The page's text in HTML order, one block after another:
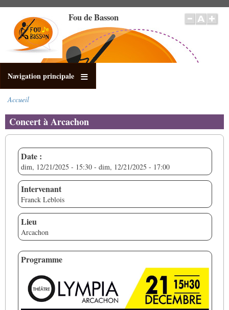
contenu
principal
Fou de Basson
Navigation principale
d'Ariane
Accueil
Concert à Arcachon
Date :
dim, 12/21/2025 - 15:30 - dim, 12/21/2025 - 17:00
Intervenant
Franck Leblois
Lieu
Arcachon
Programme